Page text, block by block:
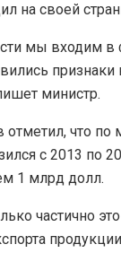
на своей
мы входим в
признаки
министр.
что по
с 2013 по
1 млрд долл.
частично